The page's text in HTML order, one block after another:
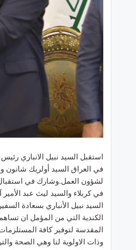
في العراق السيد أولريك
لشؤون العمل.وشارك في استقبال
في كربلاء والسيد ليث عبد
السيد نبيل الأنباري بسعادة
الكندية التي من المؤمل ان
المقدسة لتوفير كافة
وذات الاولوية لنا وهي الصحة